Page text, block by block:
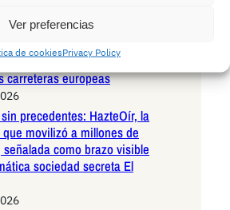
Ver preferencias
de cookiesPrivacy Policy
a los conductores:
los ciervos borrachos que
carreteras europeas
precedentes: HazteOír, la
movilizó a millones de
señalada como brazo visible
sociedad secreta El